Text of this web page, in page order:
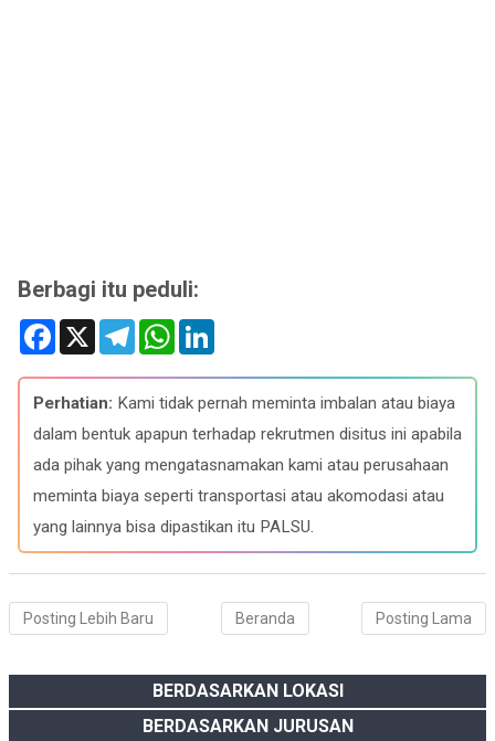
Berbagi itu peduli:
F
e
b
o
o
X
T
e
e
g
r
a
W
t
s
A
p
k
e
d
I
Perhatian: Kami tidak pernah meminta imbalan atau biaya
dalam bentuk apapun terhadap rekrutmen disitus ini apabila
ada pihak yang mengatasnamakan kami atau perusahaan
meminta biaya seperti transportasi atau akomodasi atau
yang lainnya bisa dipastikan itu PALSU.
Posting Lebih Baru Posting Lama
Beranda
BERDASARKAN LOKASI
BERDASARKAN JURUSAN